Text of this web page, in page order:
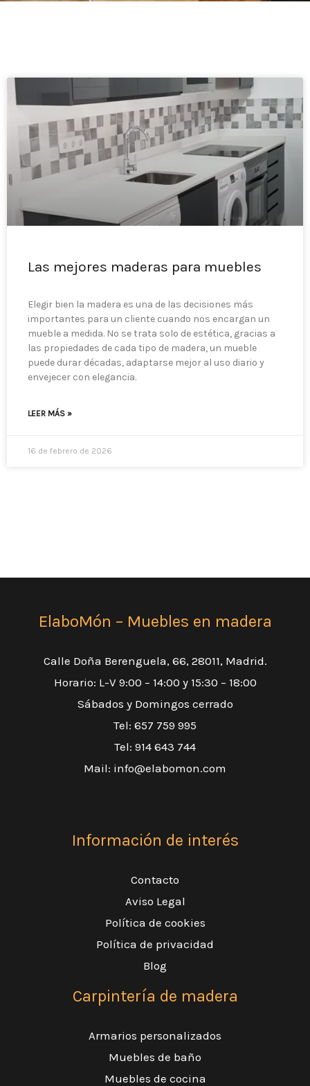
Las mejores maderas para muebles
Elegir bien la madera es una de las decisiones más
importantes para un cliente cuando nos encargan un
mueble a medida. No se trata solo de estética, gracias a
las propiedades de cada tipo de madera, un mueble
puede durar décadas, adaptarse mejor al uso diario y
envejecer con elegancia.
LEER MÁS »
16 de febrero de 2026
ElaboMón – Muebles en madera
Calle Doña Berenguela, 66, 28011, Madrid.
Horario: L-V 9:00 – 14:00 y 15:30 – 18:00
Sábados y Domingos cerrado
Tel: 657 759 995
Tel: 914 643 744
Mail: info@elabomon.com
Información de interés
Contacto
Aviso Legal
Política de cookies
Política de privacidad
Blog
Carpintería de madera
Armarios personalizados
Muebles de baño
Muebles de cocina